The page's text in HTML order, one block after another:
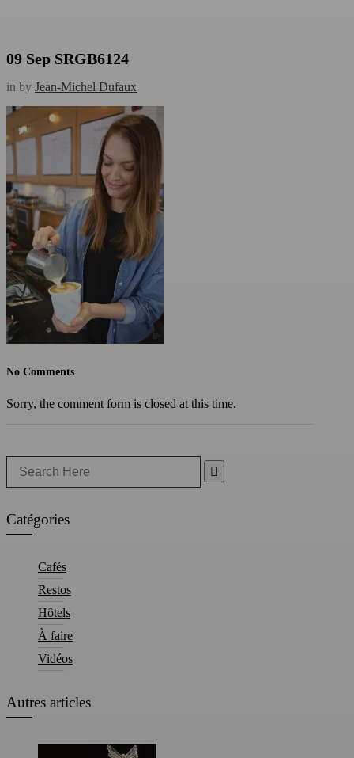
09 Sep SRGB6124
in by Jean-Michel Dufaux
No Comments
Sorry, the comment form is closed at this time.
for:
Catégories
Cafés
Restos
Hôtels
À faire
Vidéos
Autres articles